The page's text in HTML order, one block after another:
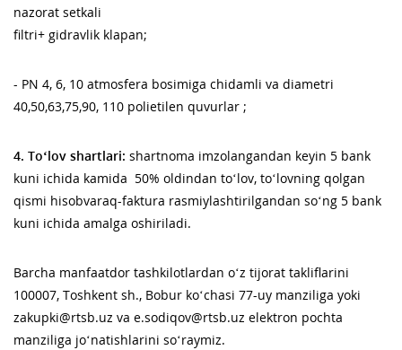
nazorat setkali
filtri+ gidravlik klapan;
- PN 4, 6, 10 atmosfera bosimiga chidamli va diametri
40,50,63,75,90, 110 polietilen quvurlar ;
4. To‘lov shartlari: shartnoma imzolangandan keyin 5 bank
kuni ichida kamida 50% oldindan to‘lov, to‘lovning qolgan
qismi hisobvaraq-faktura rasmiylashtirilgandan so‘ng 5 bank
kuni ichida amalga oshiriladi.
Barcha manfaatdor tashkilotlardan o‘z tijorat takliflarini
100007, Toshkent sh., Bobur ko‘chasi 77-uy manziliga yoki
zakupki@rtsb.uz va e.sodiqov@rtsb.uz elektron pochta
manziliga jo‘natishlarini so‘raymiz.